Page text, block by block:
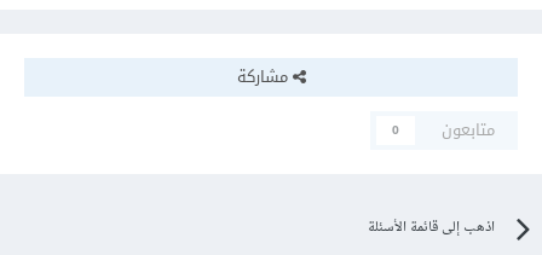
مشاركة
متابعون
0
اذهب إلى قائمة الأسئلة